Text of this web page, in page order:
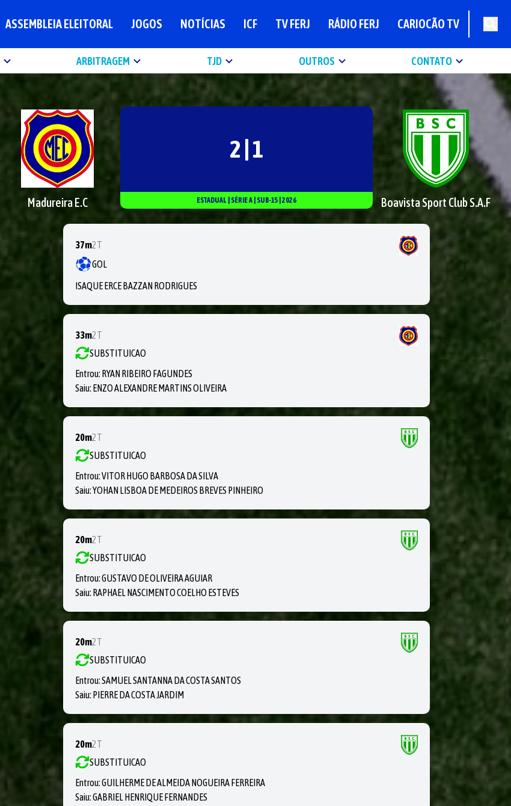
ASSEMBLEIA ELEITORAL JOGOS NOTÍCIAS ICF TV FERJ RÁDIO FERJ CARIOCÃO TV
ARBITRAGEM TJD OUTROS CONTATO
Madureira E.C
2 | 1
ESTADUAL SÉRIEA SUB-15 2026 Boavista Sport Club S.A.F
37m2T
GOL
ISAQUE ERCE BAZZAN RODRIGUES
33m2T
SUBSTITUICAO
Entrou: RYAN RIBEIRO FAGUNDES
Saiu: ENZO ALEXANDRE MARTINS OLIVEIRA
20m2T
SUBSTITUICAO
Entrou:VITOR HUGO BARBOSA DA SILVA
Saiu:YOHAN LISBOA DE MEDEIROS BREVES PINHEIRO
20m2T
SUBSTITUICAO
Entrou:GUSTAVO DE OLIVEIRA AGUIAR
Saiu: RAPHAEL NASCIMENTO COELHO ESTEVES
20m2T
SUBSTITUICAO
Entrou:SAMUEL SANTANNA DA COSTA SANTOS
Saiu: PIERRE DA COSTA JARDIM
20m2T
SUBSTITUICAO
Entrou:GUILHERME DE ALMEIDA NOGUEIRA FERREIRA
Saiu:GABRIEL HENRIQUE FERNANDES